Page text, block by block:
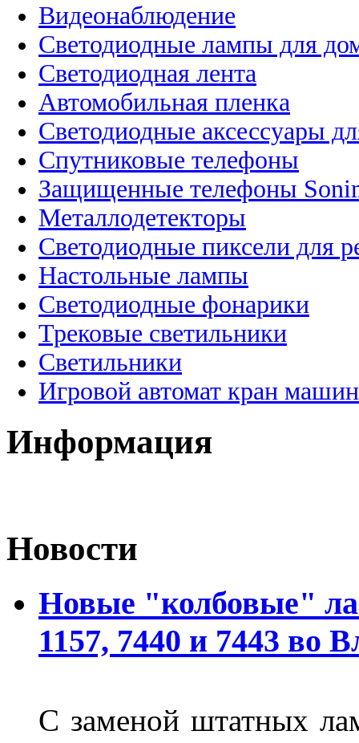
Видеонаблюдение
Светодиодные лампы для
Светодиодная лента
Автомобильная пленка
Светодиодные аксессуары
Спутниковые телефоны
Защищенные телефоны
Металлодетекторы
Светодиодные пиксели для
Настольные лампы
Светодиодные фонарики
Трековые светильники
Светильники
Игровой автомат кран
Информация
Новости
Новые "колбовые"
1157, 7440 и 7443 во
С заменой штатных